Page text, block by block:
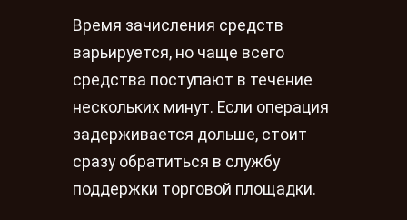
Время зачисления средств
варьируется, но чаще всего
средства поступают в течение
нескольких минут. Если операция
задерживается дольше, стоит
сразу обратиться в службу
поддержки торговой площадки.